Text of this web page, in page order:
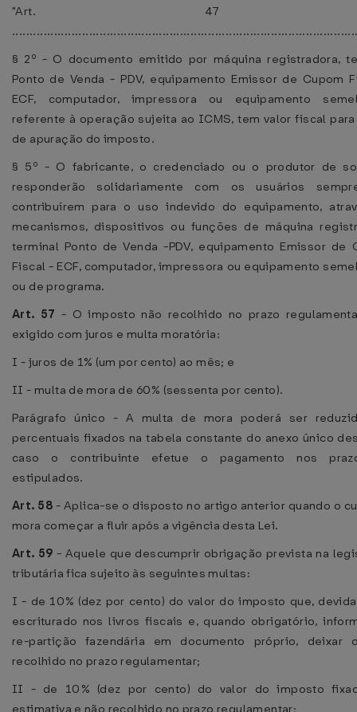
"Art. 47
§ 2º - O documento emitido por máquina registradora,
Ponto de Venda - PDV, equipamento Emissor de Cupom
ECF, computador, impressora ou equipamento
referente à operação sujeita ao ICMS, tem valor fiscal
de apuração do imposto.
§ 5º - O fabricante, o credenciado ou o produtor de
responderão solidariamente com os usuários
contribuírem para o uso indevido do equipamento,
mecanismos, dispositivos ou funções de máquina
terminal Ponto de Venda -PDV, equipamento Emissor de
Fiscal - ECF, computador, impressora ou equipamento
ou de programa.
Art. 57 - O imposto não recolhido no prazo
exigido com juros e multa moratória:
I - juros de 1% (um por cento) ao mês; e
II - multa de mora de 60% (sessenta por cento).
Parágrafo único - A multa de mora poderá ser
percentuais fixados na tabela constante do anexo único
caso o contribuinte efetue o pagamento nos
estipulados.
Art. 58 - Aplica-se o disposto no artigo anterior quando o
mora começar a fluir após a vigência desta Lei.
Art. 59 - Aquele que descumprir obrigação prevista na
tributária fica sujeito às seguintes multas:
I - de 10% (dez por cento) do valor do imposto que,
escriturado nos livros fiscais e, quando obrigatório,
re-partição fazendária em documento próprio, deixar
recolhido no prazo regulamentar;
II - de 10% (dez por cento) do valor do imposto